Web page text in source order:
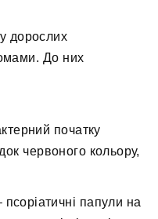
дорослих
До них
початку
червоного кольору,
папули на